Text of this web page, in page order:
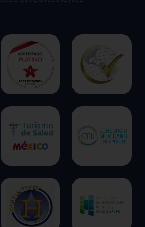
de cookies
funcionalidad
rendimiento